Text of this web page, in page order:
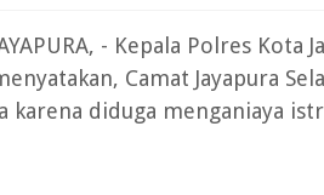
- Kepala Polres Kota
Camat Jayapura
karena diduga menganiaya